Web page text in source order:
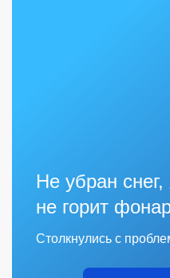
Не убран
не горит
Столкнулись с